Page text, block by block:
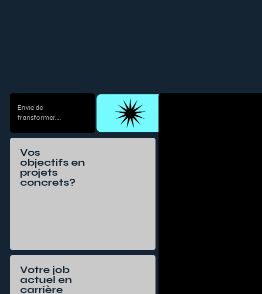
Envie de
transformer....
Vos
objectifs en
projets
concrets?
Votre job
actuel en
carrière